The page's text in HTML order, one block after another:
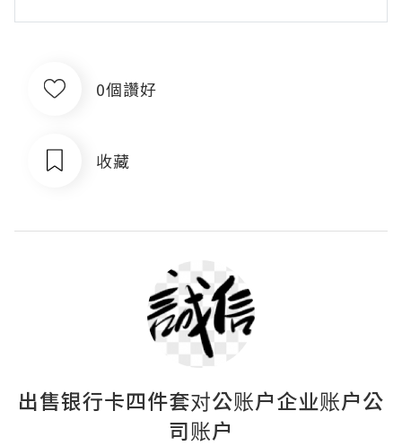
0個讚好
收藏
出售银行卡四件套对公账户企业账户公
司账户